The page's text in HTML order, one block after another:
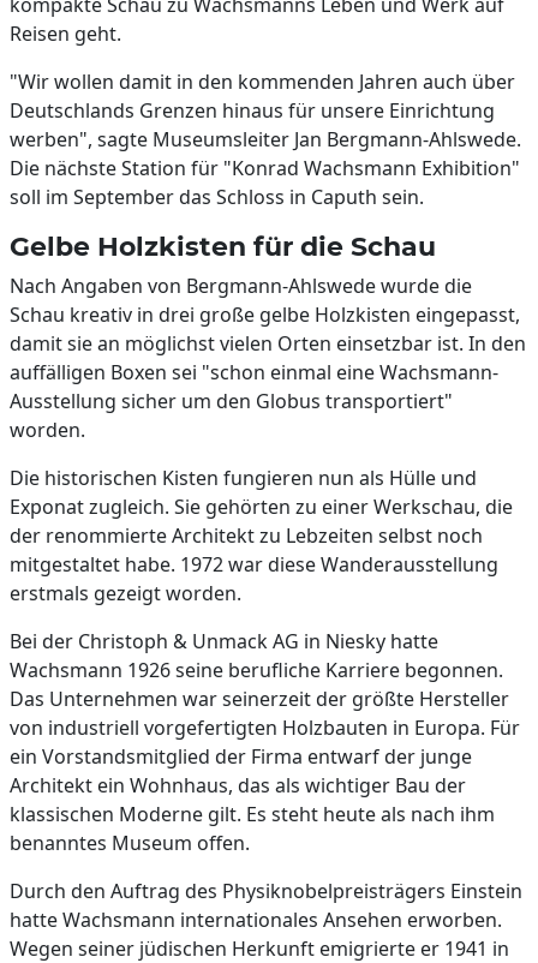
Reisen geht.
"Wir wollen damit in den kommenden Jahren auch über
Deutschlands Grenzen hinaus für unsere Einrichtung
werben", sagte Museumsleiter Jan Bergmann-Ahlswede.
Die nächste Station für "Konrad Wachsmann Exhibition"
soll im September das Schloss in Caputh sein.
Gelbe Holzkisten für die Schau
Nach Angaben von Bergmann-Ahlswede wurde die
Schau kreativ in drei große gelbe Holzkisten eingepasst,
damit sie an möglichst vielen Orten einsetzbar ist. In den
auffälligen Boxen sei "schon einmal eine Wachsmann-
Ausstellung sicher um den Globus transportiert"
worden.
Die historischen Kisten fungieren nun als Hülle und
Exponat zugleich. Sie gehörten zu einer Werkschau, die
der renommierte Architekt zu Lebzeiten selbst noch
mitgestaltet habe. 1972 war diese Wanderausstellung
erstmals gezeigt worden.
Bei der Christoph & Unmack AG in Niesky hatte
Wachsmann 1926 seine berufliche Karriere begonnen.
Das Unternehmen war seinerzeit der größte Hersteller
von industriell vorgefertigten Holzbauten in Europa. Für
ein Vorstandsmitglied der Firma entwarf der junge
Architekt ein Wohnhaus, das als wichtiger Bau der
klassischen Moderne gilt. Es steht heute als nach ihm
benanntes Museum offen.
Durch den Auftrag des Physiknobelpreisträgers Einstein
hatte Wachsmann internationales Ansehen erworben.
Wegen seiner jüdischen Herkunft emigrierte er 1941 in